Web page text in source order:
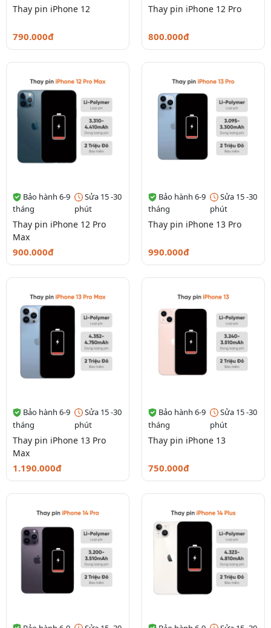
Thay pin iPhone 12
790.000đ
Thay pin iPhone 12 Pro
800.000đ
Bảo hành 6-9
tháng
Sửa 15 -30
phút
Thay pin iPhone 12 Pro
Max
900.000đ
Bảo hành 6-9
tháng
Sửa 15 -30
phút
Thay pin iPhone 13 Pro
990.000đ
Bảo hành 6-9
tháng
Sửa 15 -30
phút
Thay pin iPhone 13 Pro
Max
1.190.000đ
Bảo hành 6-9
tháng
Sửa 15 -30
phút
Thay pin iPhone 13
750.000đ